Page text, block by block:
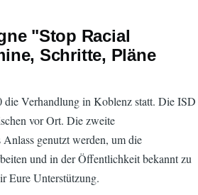
"Stop Racial
Schritte, Pläne
Verhandlung in Koblenz statt. Die ISD
vor Ort. Die zweite
genutzt werden, um die
und in der Öffentlichkeit bekannt zu
Eure Unterstützung.